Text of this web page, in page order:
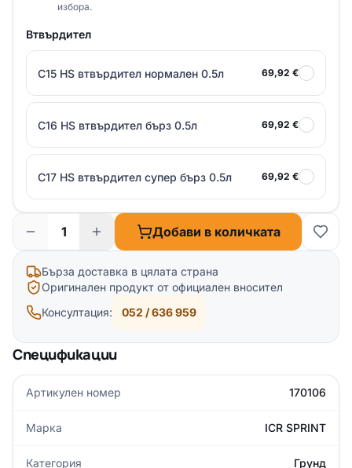
избора.
Втвърдител
C15 HS втвърдител нормален 0.5л 69,92 €
C16 HS втвърдител бърз 0.5л 69,92 €
C17 HS втвърдител супер бърз 0.5л 69,92 €
Добави в количката
Бърза доставка в цялата страна
Оригинален продукт от официален вносител
Консултация:
052 / 636 959
Спецификации
Артикулен номер 170106
Марка ICR SPRINT
Категория Грунд